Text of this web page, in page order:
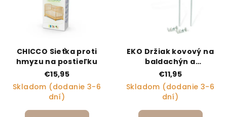
CHICCO Sieťka proti
hmyzu na postieľku
€15,95
Skladom (dodanie 3-6
dní)
EKO Držiak kovový na
baldachýn a
moskytiéru na
postieľku
€11,95
Skladom (dodanie 3-6
dní)